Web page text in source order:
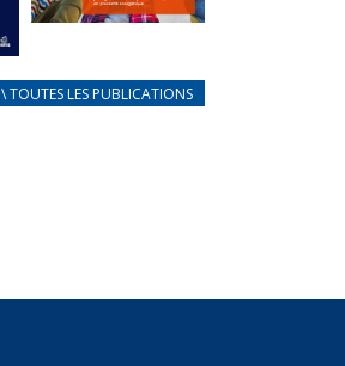
au coeur de
nos actions
\ TOUTES LES PUBLICATIONS